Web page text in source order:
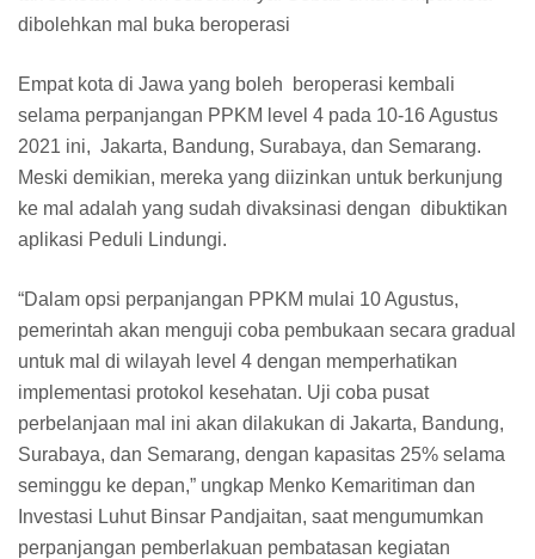
dibolehkan mal buka beroperasi
Empat kota di Jawa yang boleh beroperasi kembali
selama perpanjangan PPKM level 4 pada 10-16 Agustus
2021 ini, Jakarta, Bandung, Surabaya, dan Semarang.
Meski demikian, mereka yang diizinkan untuk berkunjung
ke mal adalah yang sudah divaksinasi dengan dibuktikan
aplikasi Peduli Lindungi.
“Dalam opsi perpanjangan PPKM mulai 10 Agustus,
pemerintah akan menguji coba pembukaan secara gradual
untuk mal di wilayah level 4 dengan memperhatikan
implementasi protokol kesehatan. Uji coba pusat
perbelanjaan mal ini akan dilakukan di Jakarta, Bandung,
Surabaya, dan Semarang, dengan kapasitas 25% selama
seminggu ke depan,” ungkap Menko Kemaritiman dan
Investasi Luhut Binsar Pandjaitan, saat mengumumkan
perpanjangan pemberlakuan pembatasan kegiatan